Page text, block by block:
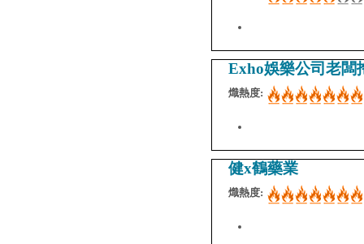
Exho娛樂公司老闆
熾熱度:
健x鶴藥業
熾熱度: